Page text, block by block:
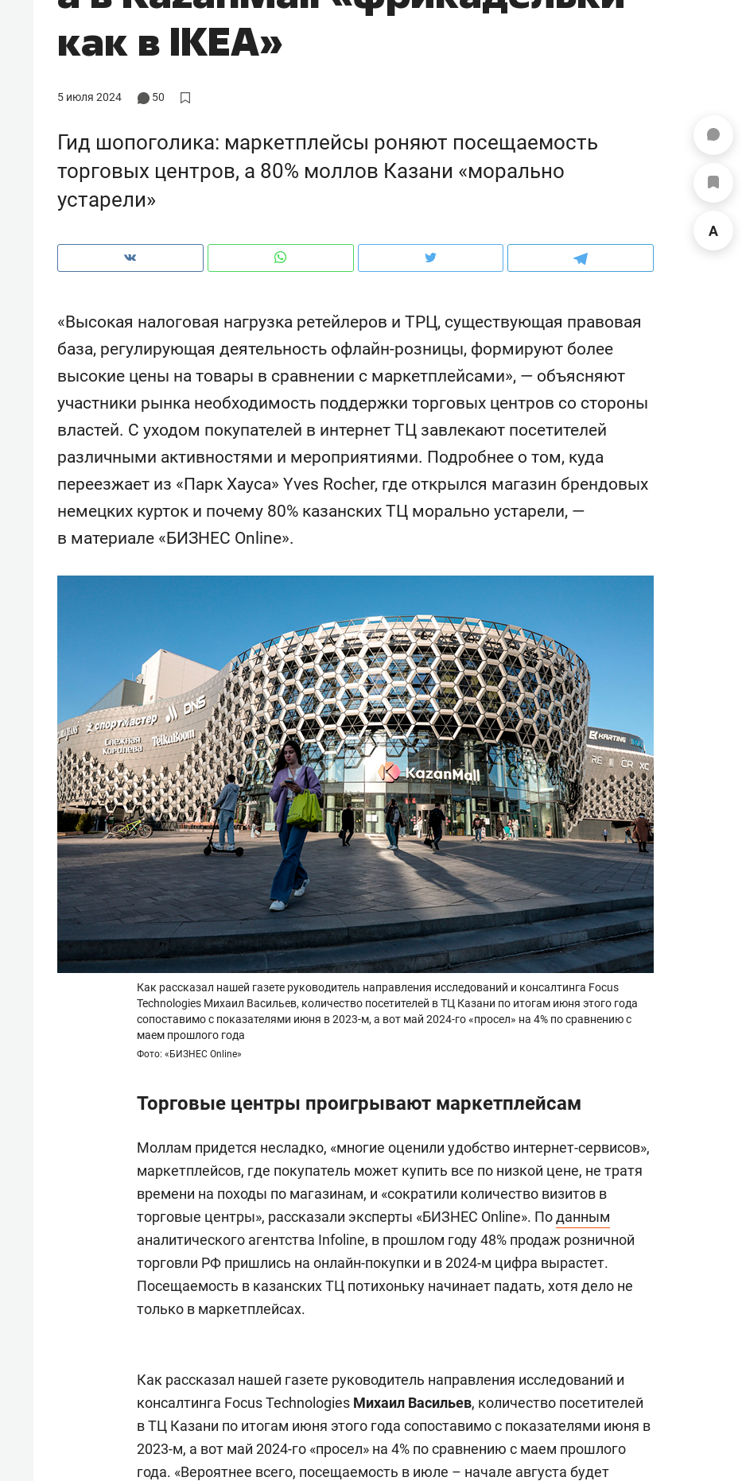
как в IKEA»
5 июля 2024 50
Гид шопоголика: маркетплейсы роняют посещаемость
торговых центров, а 80% моллов Казани «морально
устарели»
«Высокая налоговая нагрузка ретейлеров и ТРЦ, существующая правовая
база, регулирующая деятельность офлайн-розницы, формируют более
высокие цены на товары в сравнении с маркетплейсами», — объясняют
участники рынка необходимость поддержки торговых центров со стороны
властей. С уходом покупателей в интернет ТЦ завлекают посетителей
различными активностями и мероприятиями. Подробнее о том, куда
переезжает из «Парк Хауса» Yves Rocher, где открылся магазин брендовых
немецких курток и почему 80% казанских ТЦ морально устарели, —
в материале «БИЗНЕС Online».
Как рассказал нашей газете руководитель направления исследований и консалтинга Focus
Technologies Михаил Васильев, количество посетителей в ТЦ Казани по итогам июня этого года
сопоставимо с показателями июня в 2023-м, а вот май 2024-го «просел» на 4% по сравнению с
маем прошлого года
Фото: «БИЗНЕС Online»
Торговые центры проигрывают маркетплейсам
Моллам придется несладко, «многие оценили удобство интернет-сервисов»,
маркетплейсов, где покупатель может купить все по низкой цене, не тратя
времени на походы по магазинам, и «сократили количество визитов в
торговые центры», рассказали эксперты «БИЗНЕС Online». Поданным
аналитического агентства Infoline, в прошлом году 48% продаж розничной
торговли РФ пришлись на онлайн-покупки и в 2024-м цифра вырастет.
Посещаемость в казанских ТЦ потихоньку начинает падать, хотя дело не
только в маркетплейсах.
Как рассказал нашей газете руководитель направления исследований и
консалтинга Focus Technologies Михаил Васильев, количество посетителей
в ТЦ Казани по итогам июня этого года сопоставимо с показателями июня в
2023-м, а вот май 2024-го «просел» на 4% по сравнению с маем прошлого
года. «Вероятнее всего, посещаемость в июле – начале августа будет
рынки, почему надо знать аксакалов и
чем интересен Оман?
о трехкратном росте цен, дотошных
Как ГК «МИР ГРУПП» и ВТБ
создают оазис жилого
комфорта под Казанью
150 камер до квартиры и Face
ID вместо ключа: какой будет
безопасность в ЖК «Нова»
природе, работа
с ментальным и физическим
состоянием как основа
антихрупких команд